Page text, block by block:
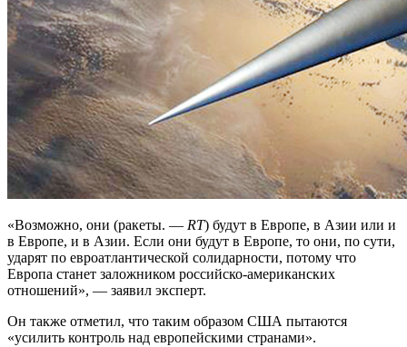
«Возможно, они (ракеты. — RT) будут в Европе, в Азии или и
в Европе, и в Азии. Если они будут в Европе, то они, по сути,
ударят по евроатлантической солидарности, потому что
Европа станет заложником российско-американских
отношений», — заявил эксперт.
Он также отметил, что таким образом США пытаются
«усилить контроль над европейскими странами».